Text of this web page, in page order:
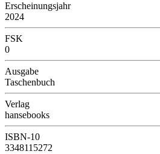
Erscheinungsjahr
2024
FSK
0
Ausgabe
Taschenbuch
Verlag
hansebooks
ISBN-10
3348115272